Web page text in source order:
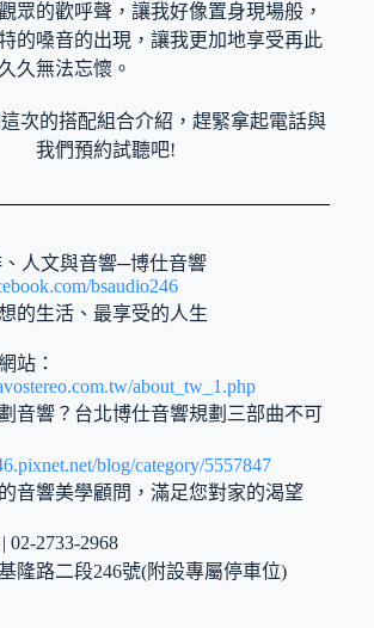
眾的歡呼聲，讓我好像置身現場般，
的嗓音的出現，讓我更加地享受再此
久無法忘懷。
次的搭配組合介紹，趕緊拿起電話與
我們預約試聽吧!
人文與音響─博仕音響
bsaudio246
的生活、最享受的人生
站：
about_tw_1.php
音響？台北博仕音響規劃三部曲不可
blog/category/5557847
音響美學顧問，滿足您對家的渴望
02-2733-2968
隆路二段246號(附設專屬停車位)